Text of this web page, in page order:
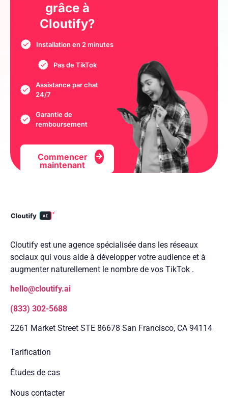
grâce à
Cloutify?
Installation en 2 minutes
Pas de TikTok
Assistance par chat
24/7
Garantie de
remboursement
Commencer
maintenant
Cloutify est une agence spécialisée dans les réseaux
sociaux qui vous aide à développer votre audience et à
augmenter naturellement le nombre de vos TikTok .
hello@cloutify.ai
(833) 302-5688
2261 Market Street STE 86678 San Francisco, CA 94114
Tarification
Études de cas
Nous contacter